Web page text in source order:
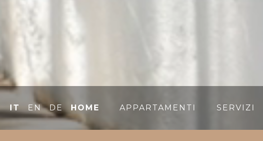
HOME APPARTAMENTI SERVIZI
IT EN DE